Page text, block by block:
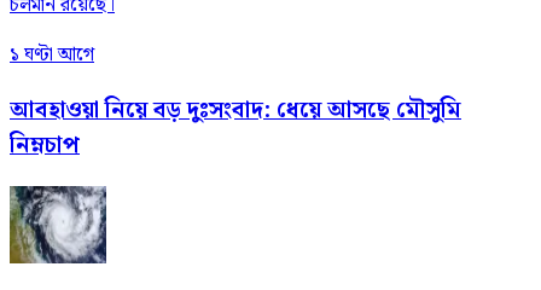
১ ঘণ্টা আগে
আবহাওয়া নিয়ে বড় দুঃসংবাদ: ধেয়ে আসছে মৌসুমি
নিম্নচাপ